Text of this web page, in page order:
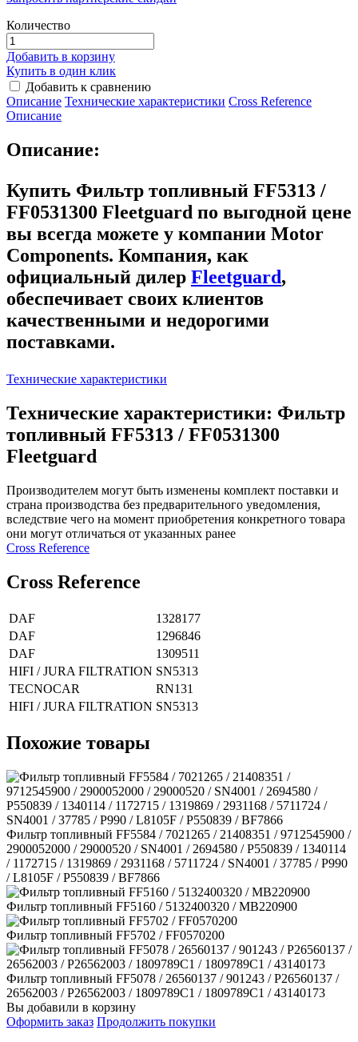
Количество
Добавить в корзину
Купить в один клик
Добавить к сравнению
Описание Технические характеристики Сross Reference
Описание
Описание:
Купить Фильтр топливный FF5313 /
FF0531300 Fleetguard по выгодной цене
вы всегда можете у компании Motor
Components. Компания, как
официальный дилер Fleetguard,
обеспечивает своих клиентов
качественными и недорогими
поставками.
Технические характеристики
Технические характеристики: Фильтр
топливный FF5313 / FF0531300
Fleetguard
Производителем могут быть изменены комплект поставки и
страна производства без предварительного уведомления,
вследствие чего на момент приобретения конкретного товара
они могут отличаться от указанных ранее
Сross Reference
Сross Reference
DAF
1328177
DAF
1296846
DAF
1309511
HIFI / JURA FILTRATION SN5313
TECNOCAR
RN131
HIFI / JURA FILTRATION SN5313
Похожие товары
Фильтр топливный FF5584 / 7021265 / 21408351 / 9712545900 /
2900052000 / 29000520 / SN4001 / 2694580 / P550839 / 1340114
/ 1172715 / 1319869 / 2931168 / 5711724 / SN4001 / 37785 / P990
/ L8105F / P550839 / BF7866
Фильтр топливный FF5160 / 5132400320 / MB220900
Фильтр топливный FF5702 / FF0570200
Фильтр топливный FF5078 / 26560137 / 901243 / P26560137 /
26562003 / P26562003 / 1809789C1 / 1809789C1 / 43140173
Вы добавили в корзину
Оформить заказ Продолжить покупки